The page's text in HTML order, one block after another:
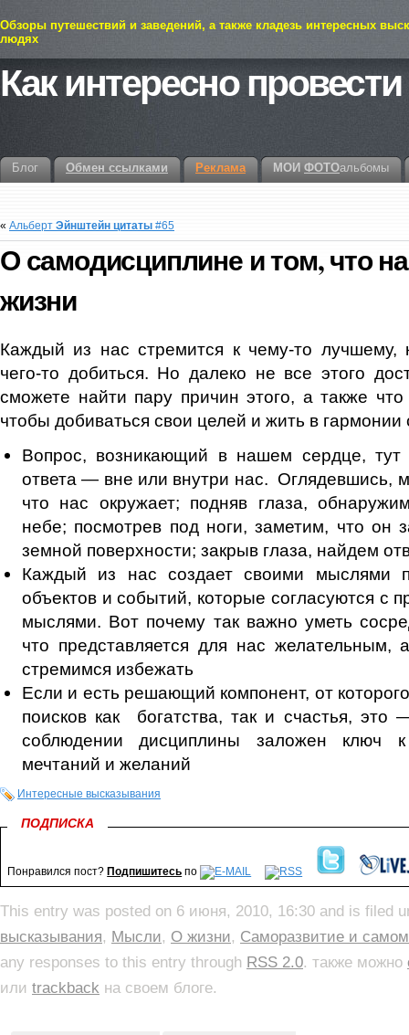
Обзоры путешествий и заведений, а также кладезь интересных
людях
Как интересно
Блог Обмен ссылками Реклама МОИ ФОТОальбомы
« Альберт Эйнштейн цитаты #65
О самодисциплине и том, что
жизни
Каждый из нас стремится к чему-то лучшему,
чего-то добиться. Но далеко не все этого
сможете найти пару причин этого, а также
чтобы добиваться свои целей и жить в гармонии
Вопрос, возникающий в нашем сердце, тут
ответа — вне или внутри нас. Оглядевшись,
что нас окружает; подняв глаза,
небе; посмотрев под ноги, заметим, что он
земной поверхности; закрыв глаза, найдем
Каждый из нас создает своими мыслями
объектов и событий, которые согласуются с
мыслями. Вот почему так важно уметь
что представляется для нас
стремимся избежать
Если и есть решающий компонент, от
поисков как богатства, так и счастья,
соблюдении дисциплины заложен ключ
мечтаний и желаний
Интересные высказывания
ПОДПИСКА
Понравился пост? Подпишитесь по
This entry was posted on 6 июня, 2010, 16:30 and is filed
высказывания, Мысли, О жизни, Саморазвитие и
any responses to this entry through RSS 2.0. также можно
или trackback на своем блоге.